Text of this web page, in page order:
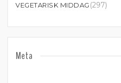
VEGETARISK MIDDAG (297)
Meta